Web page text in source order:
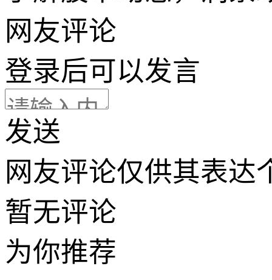
网友评论
登录后可以发言
发送
网友评论仅供其表达
暂无评论
为你推荐